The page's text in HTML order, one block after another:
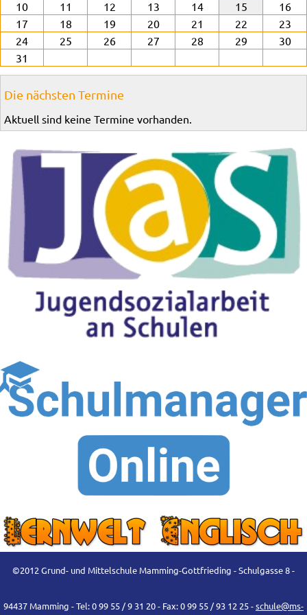
10
11 12 13 14 15
16
17
18 19 20 21 22
23
24
25 26 27 28 29
30
31
Die nächsten Termine
Aktuell sind keine Termine vorhanden.
©2012 Grund- und Mittelschule Mamming-Gottfrieding - Schulgasse 8 -
94437 Mamming - Tel: 0 99 55 / 9 31 20 - Fax: 0 99 55 / 93 12 25 -schule@ms-